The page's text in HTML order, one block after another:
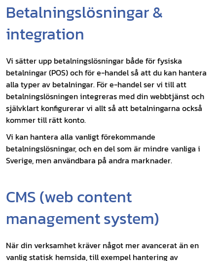
Betalningslösningar &
integration
Vi sätter upp betalningslösningar både för fysiska
betalningar (POS) och för e-handel så att du kan hantera
alla typer av betalningar. För e-handel ser vi till att
betalningslösningen integreras med din webbtjänst och
självklart konfigurerar vi allt så att betalningarna också
kommer till rätt konto.
Vi kan hantera alla vanligt förekommande
betalningslösningar, och en del som är mindre vanliga i
Sverige, men användbara på andra marknader.
CMS (web content
management system)
När din verksamhet kräver något mer avancerat än en
vanlig statisk hemsida, till exempel hantering av